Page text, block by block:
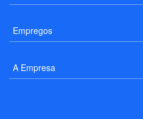
Empregos
A Empresa